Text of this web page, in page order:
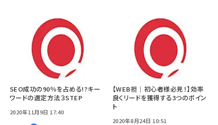
SEO成功の90％を占める!?キー
ワードの選定方法３STEP
2020年11月9日 17:40
【WEB担｜初心者様必見！】効率
良くリードを獲得する3つのポイン
ト
2020年8月24日 10:51